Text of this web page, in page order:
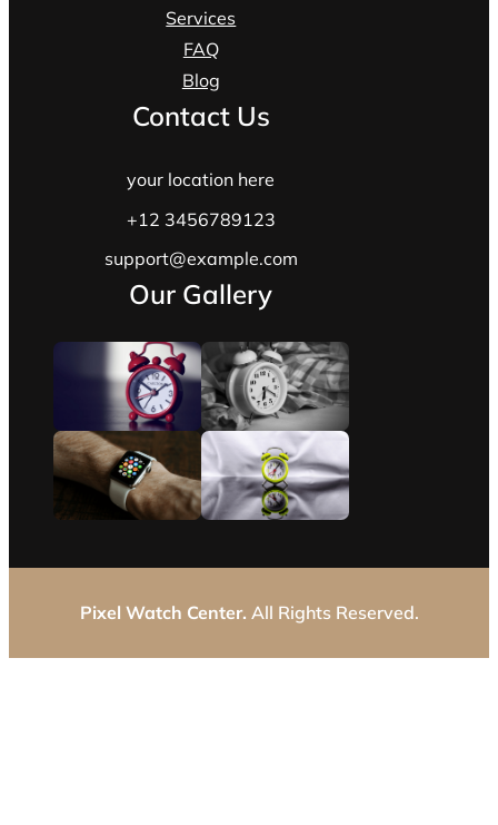
Services
FAQ
Blog
Contact Us
your location here
+12 3456789123
support@example.com
Our Gallery
Pixel Watch Center. All Rights Reserved.